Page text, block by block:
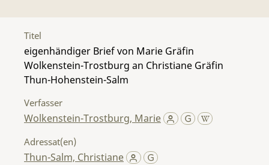
Titel
eigenhändiger Brief von Marie Gräfin
Wolkenstein-Trostburg an Christiane Gräfin
Thun-Hohenstein-Salm
Verfasser
Wolkenstein-Trostburg, Marie
Adressat(en)
Thun-Salm, Christiane